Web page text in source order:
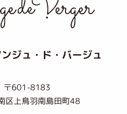
ジュ・ド・バージュ
〒601-8183
区上鳥羽南島田町48